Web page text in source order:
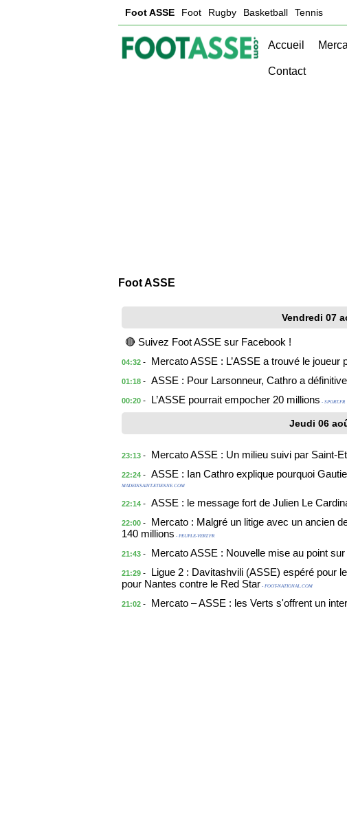
Foot ASSE Foot Rugby Basketball Tennis
Accueil
Contact
Foot ASSE
Vendredi 07
🔴 Suivez Foot ASSE sur Facebook !
04:32 - Mercato ASSE : L’ASSE a trouvé le joueur
01:18 - ASSE : Pour Larsonneur, Cathro a
00:20 - L’ASSE pourrait empocher 20 millions - SPORT.FR
Jeudi 06
23:13 - Mercato ASSE : Un milieu suivi par Saint-
22:24 - ASSE : Ian Cathro explique pourquoi
MADEINSAINT-ETIENNE.COM
22:14 - ASSE : le message fort de Julien Le
22:00 -
Mercato : Malgré un litige avec un ancien
140 millions - PEUPLE-VERT.FR
21:43 - Mercato ASSE : Nouvelle mise au point sur
21:29 -
Ligue 2 : Davitashvili (ASSE) espéré pour
pour Nantes contre le Red Star - FOOT-NATIONAL.COM
21:02 - Mercato – ASSE : les Verts s'offrent un